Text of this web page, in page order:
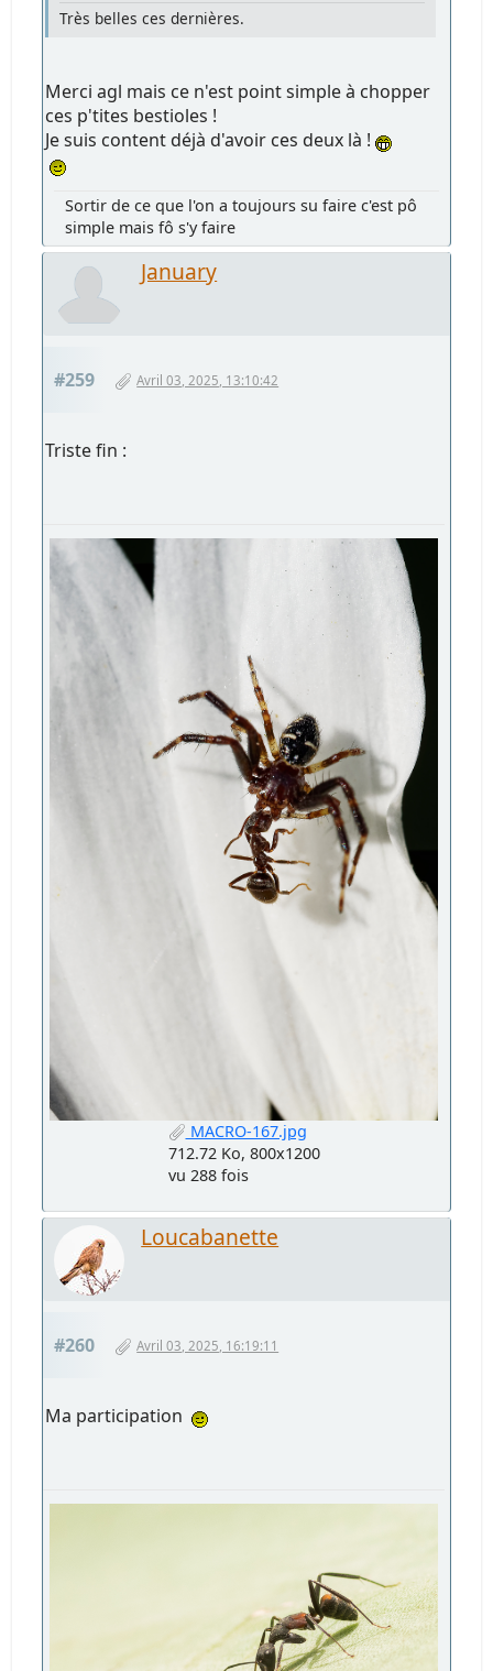
Très belles ces dernières.
Merci agl mais ce n'est point simple à chopper
ces p'tites bestioles !
Je suis content déjà d'avoir ces deux là !
Sortir de ce que l'on a toujours su faire c'est pô
simple mais fô s'y faire
January
#259 Avril 03, 2025, 13:10:42
Triste fin :
MACRO-167.jpg
712.72 Ko, 800x1200
vu 288 fois
Loucabanette
#260 Avril 03, 2025, 16:19:11
Ma participation